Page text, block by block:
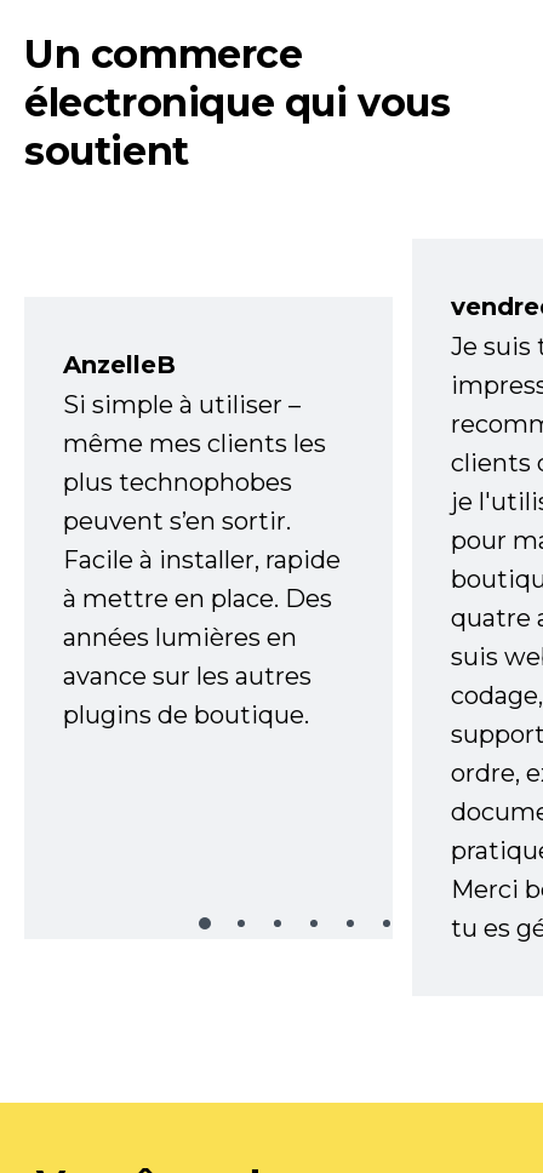
Un commerce
électronique qui vous
soutient
AnzelleB
Si simple à utiliser –
même mes clients les
plus technophobes
peuvent s’en sortir.
Facile à installer, rapide
à mettre en place. Des
années lumières en
avance sur les autres
plugins de boutique.
Je
clients
je
pour
quatre
suis
ordre,
Merci
tu es